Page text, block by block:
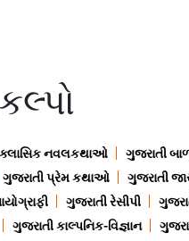
ક્લાસિક નવલકથાઓ ગુજરાતી
ગુજરાતી પ્રેમ કથાઓ ગુજરાતી
ગુજરાતી રેસીપી
ગુજરાતી કાલ્પનિક-વિજ્ઞાન